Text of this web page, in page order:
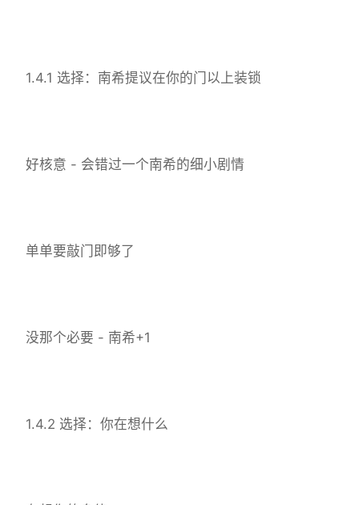
1.4.1 选择：南希提议在你的门以上装锁
好核意 - 会错过一个南希的细小剧情
单单要敲门即够了
没那个必要 - 南希+1
1.4.2 选择：你在想什么